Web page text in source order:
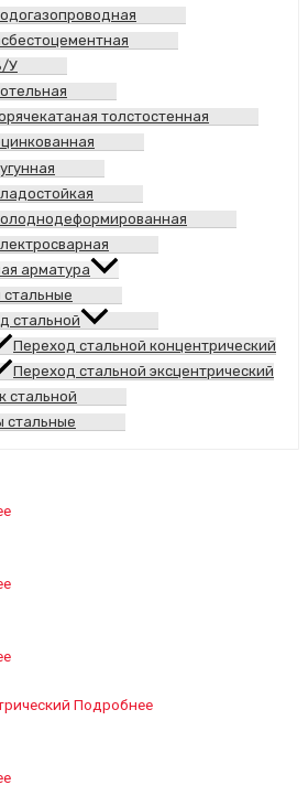
У
толстостенная
арматура
стальной
Переход стальной концентрический
Переход стальной эксцентрический
стальной
стальные
Подробнее